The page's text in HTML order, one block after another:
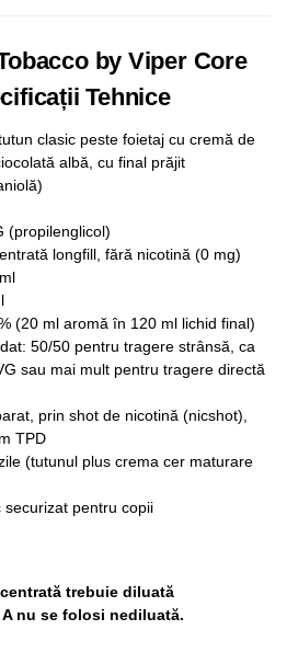
by Viper Core
Tehnice
clasic peste foietaj cu cremă de
albă, cu final prăjit
(propilenglicol)
longfill, fără nicotină (0 mg)
(20 ml aromă în 120 ml lichid final)
50/50 pentru tragere strânsă, ca
sau mai mult pentru tragere directă
prin shot de nicotină (nicshot),
TPD
(tutunul plus crema cer maturare
securizat pentru copii
trebuie diluată
nu se folosi nediluată.